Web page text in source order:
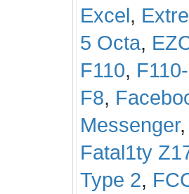
Excel,
5 Octa,
F110,
F8,
Messenger
Fatal1ty
Type 2,